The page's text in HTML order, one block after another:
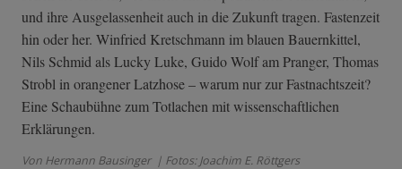
und ihre Ausgelassenheit auch in die Zukunft tragen. Fastenzeit
hin oder her. Winfried Kretschmann im blauen Bauernkittel,
Nils Schmid als Lucky Luke, Guido Wolf am Pranger, Thomas
Strobl in orangener Latzhose – warum nur zur Fastnachtszeit?
Eine Schaubühne zum Totlachen mit wissenschaftlichen
Erklärungen.
Von Hermann Bausinger | Fotos: Joachim E. Röttgers